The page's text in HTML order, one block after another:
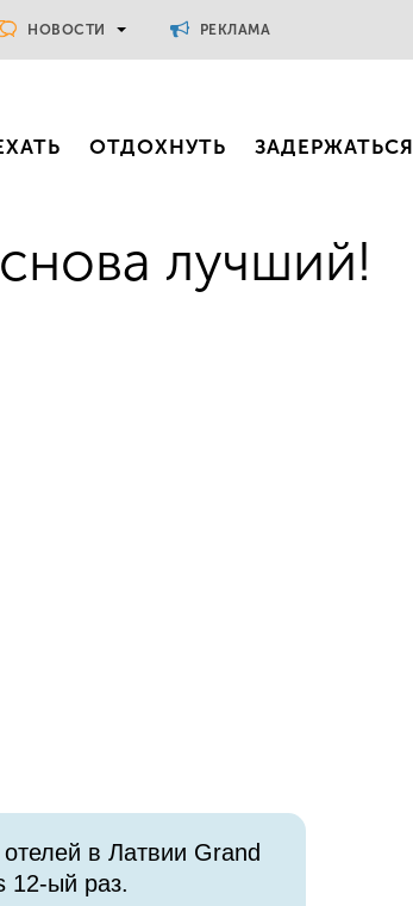
НОВОСТИ РЕКЛАМА
ОТДОХНУТЬ ЗАДЕРЖАТЬСЯ
лучший!
в Латвии Grand
12-ый раз.